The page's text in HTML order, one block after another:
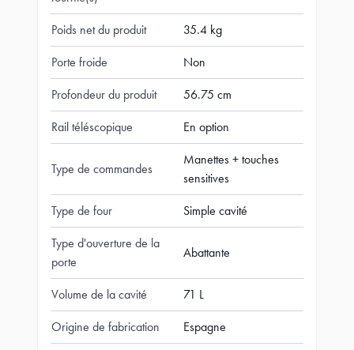
Poids net du produit 35.4 kg
Porte froide Non
Profondeur du produit 56.75 cm
Rail téléscopique En option
Type de commandes
Manettes + touches
sensitives
Type de four Simple cavité
Type d'ouverture de la
porte
Abattante
Volume de la cavité 71 L
Origine de fabrication Espagne